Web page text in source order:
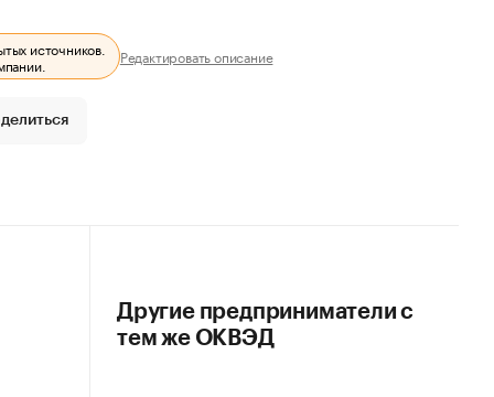
источников.
Редактировать описание
Другие предприниматели с
тем же ОКВЭД